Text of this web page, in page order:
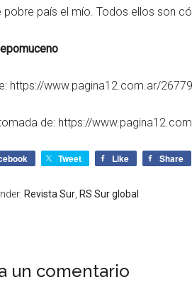
pobre país el mío. Todos ellos son
https://www.pagina12.com.ar/
de: https://
Tweet Like Share
Revista Sur RS Sur global
un comentario